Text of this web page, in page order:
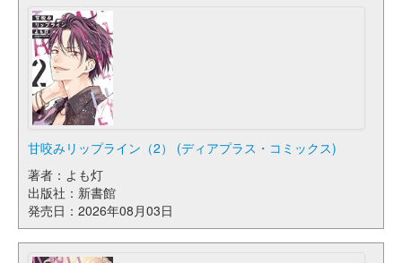
甘咬みリップライン（2） (ディアプラス・コミックス)
著者：よも灯
出版社：新書館
発売日：2026年08月03日